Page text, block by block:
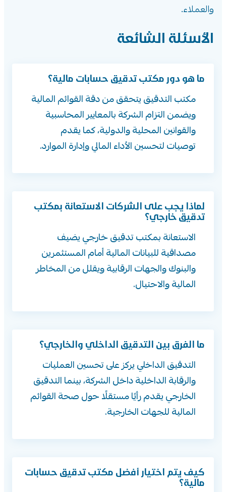
والعملاء.
الأسئلة الشائعة
ما هو دور مكتب تدقيق حسابات مالية؟
مكتب التدقيق يتحقق من دقة القوائم المالية
ويضمن التزام الشركة بالمعايير المحاسبية
والقوانين المحلية والدولية، كما يقدم
توصيات لتحسين الأداء المالي وإدارة الموارد.
لماذا يجب على الشركات الاستعانة بمكتب
تدقيق خارجي؟
الاستعانة بمكتب تدقيق خارجي يضيف
مصداقية للبيانات المالية أمام المستثمرين
والبنوك والجهات الرقابية ويقلل من المخاطر
المالية والاحتيال.
ما الفرق بين التدقيق الداخلي والخارجي؟
التدقيق الداخلي يركز على تحسين العمليات
والرقابة الداخلية داخل الشركة، بينما التدقيق
الخارجي يقدم رأيًا مستقلًا حول صحة القوائم
المالية للجهات الخارجية.
كيف يتم اختيار أفضل مكتب تدقيق حسابات
مالية؟